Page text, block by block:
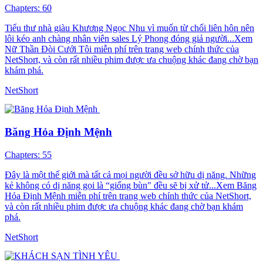
Chapters: 60
Tiểu thư nhà giàu Khương Ngọc Nhu vì muốn từ chối liên hôn nên
lôi kéo anh chàng nhân viên sales Lý Phong đóng giả người...Xem
Nữ Thần Đòi Cưới Tôi miễn phí trên trang web chính thức của
NetShort, và còn rất nhiều phim được ưa chuộng khác đang chờ bạn
khám phá.
NetShort
Băng Hỏa Định Mệnh
Chapters: 55
Đây là một thế giới mà tất cả mọi người đều sở hữu dị năng. Những
kẻ không có dị năng gọi là “giống bùn" đều sẽ bị xử tử...Xem Băng
Hỏa Định Mệnh miễn phí trên trang web chính thức của NetShort,
và còn rất nhiều phim được ưa chuộng khác đang chờ bạn khám
phá.
NetShort